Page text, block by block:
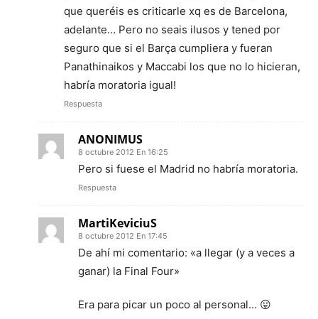
que queréis es criticarle xq es de Barcelona,
adelante… Pero no seais ilusos y tened por
seguro que si el Barça cumpliera y fueran
Panathinaikos y Maccabi los que no lo hicieran,
habría moratoria igual!
Respuesta
ANONIMUS
8 octubre 2012 En 16:25
Pero si fuese el Madrid no habría moratoria.
Respuesta
MartiKeviciuS
8 octubre 2012 En 17:45
De ahí mi comentario: «a llegar (y a veces a
ganar) la Final Four»
Era para picar un poco al personal… 😛